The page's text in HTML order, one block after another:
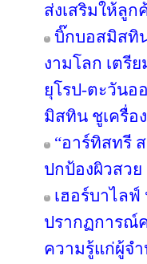
ส่งเสริมให้ลู
บิ๊กบอสมิสทิ
งามโลก เตรี
ยุโรป-ตะวันอ
มิสทิน ชูเครื่อ
“อาร์ทิสทรี
ปกป้องผิวสวย
เฮอร์บาไลฟ์
ปรากฏการณ์
ความรู้แก่ผู้จ